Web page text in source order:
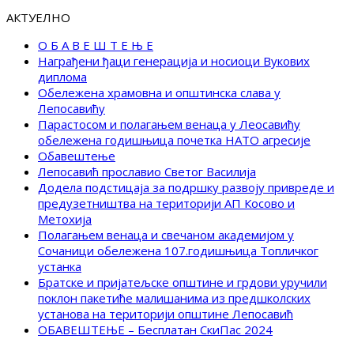
АКТУЕЛНО
О Б А В Е Ш Т Е Њ Е
Награђени ђаци генерација и носиоци Вукових
диплома
Обележена храмовна и општинска слава у
Лепосавићу
Парастосом и полагањем венаца у Леосавићу
обележена годишњица почетка НАТО агресије
Обавештење
Лепосавић прославио Светог Василија
Додела подстицаја за подршку развоју привреде и
предузетништва на територији АП Косово и
Метохија
Полагањем венаца и свечаном академијом у
Сочаници обележена 107.годишњица Топличког
устанка
Братске и пријатељске општине и грдови уручили
поклон пакетиће малишанима из предшколских
установа на територији општине Лепосавић
ОБАВЕШТЕЊЕ – Бесплатан СкиПас 2024